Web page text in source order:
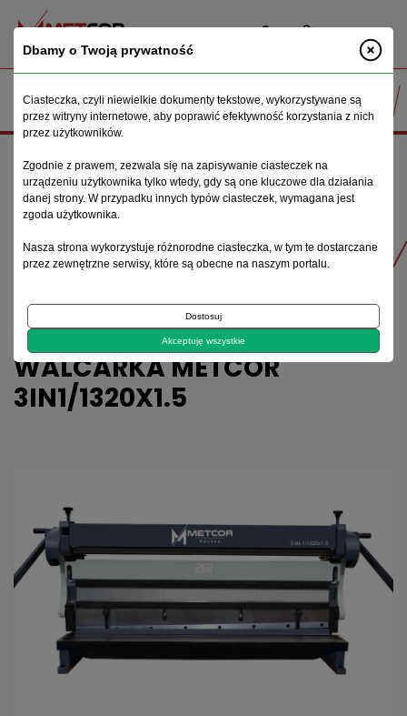
PL
Wielofunkcyjna giętarko walcarka Metcor 3IN1/1320x1.5
Produkty
WIELOFUNKCYJNA GIĘTARKO
WALCARKA METCOR
3IN1/1320X1.5
Dbamy o Twoją prywatność
Ciasteczka, czyli niewielkie dokumenty tekstowe, wykorzystywane są
przez witryny internetowe, aby poprawić efektywność korzystania z nich
przez użytkowników.
Zgodnie z prawem, zezwala się na zapisywanie ciasteczek na
urządzeniu użytkownika tylko wtedy, gdy są one kluczowe dla działania
danej strony. W przypadku innych typów ciasteczek, wymagana jest
zgoda użytkownika.
Nasza strona wykorzystuje różnorodne ciasteczka, w tym te dostarczane
przez zewnętrzne serwisy, które są obecne na naszym portalu.
Dostosuj
Akceptuję wszystkie